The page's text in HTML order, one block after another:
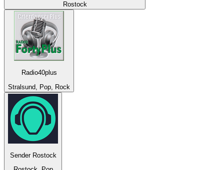
Rostock
Radio40plus
Stralsund, Pop, Rock
Sender Rostock